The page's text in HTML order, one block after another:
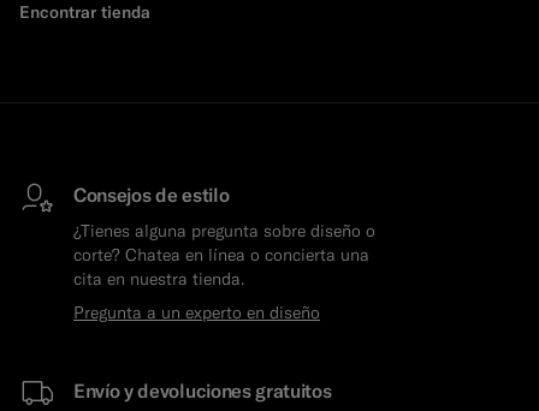
Encontrar tienda
Consejos de estilo
¿Tienes alguna pregunta sobre diseño o
corte? Chatea en línea o concierta una
cita en nuestra tienda.
Pregunta a un experto en diseño
Envío y devoluciones gratuitos